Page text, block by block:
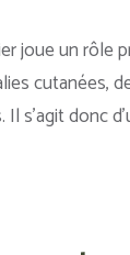
joue un rôle
cutanées,
s’agit donc